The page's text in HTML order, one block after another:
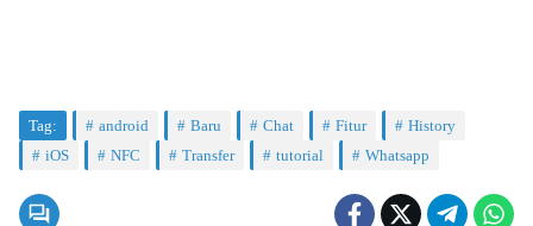
Tag: android Baru Chat Fitur
History
iOS
NFC Transfer tutorial Whatsapp